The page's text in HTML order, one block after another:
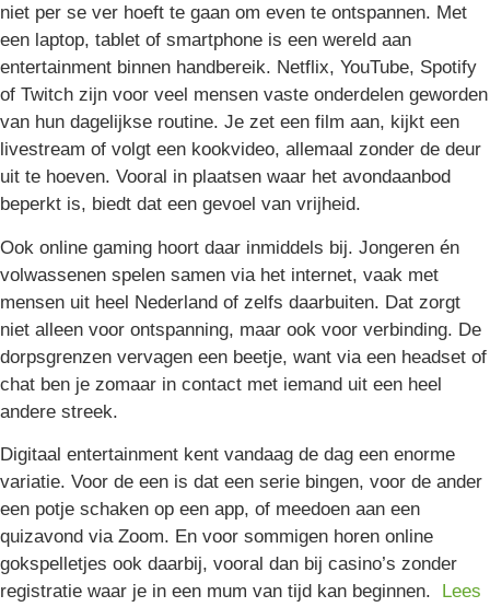
niet per se ver hoeft te gaan om even te ontspannen. Met
een laptop, tablet of smartphone is een wereld aan
entertainment binnen handbereik. Netflix, YouTube, Spotify
of Twitch zijn voor veel mensen vaste onderdelen geworden
van hun dagelijkse routine. Je zet een film aan, kijkt een
livestream of volgt een kookvideo, allemaal zonder de deur
uit te hoeven. Vooral in plaatsen waar het avondaanbod
beperkt is, biedt dat een gevoel van vrijheid.
Ook online gaming hoort daar inmiddels bij. Jongeren én
volwassenen spelen samen via het internet, vaak met
mensen uit heel Nederland of zelfs daarbuiten. Dat zorgt
niet alleen voor ontspanning, maar ook voor verbinding. De
dorpsgrenzen vervagen een beetje, want via een headset of
chat ben je zomaar in contact met iemand uit een heel
andere streek.
Digitaal entertainment kent vandaag de dag een enorme
variatie. Voor de een is dat een serie bingen, voor de ander
een potje schaken op een app, of meedoen aan een
quizavond via Zoom. En voor sommigen horen online
gokspelletjes ook daarbij, vooral dan bij casino’s zonder
registratie waar je in een mum van tijd kan beginnen.
Lees